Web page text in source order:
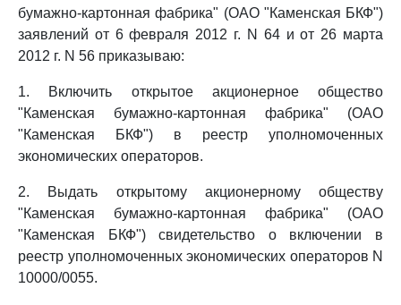
бумажно-картонная фабрика" (ОАО "Каменская БКФ")
заявлений от 6 февраля 2012 г. N 64 и от 26 марта
2012 г. N 56 приказываю:
1. Включить открытое акционерное общество
"Каменская бумажно-картонная фабрика" (ОАО
"Каменская БКФ") в реестр уполномоченных
экономических операторов.
2. Выдать открытому акционерному обществу
"Каменская бумажно-картонная фабрика" (ОАО
"Каменская БКФ") свидетельство о включении в
реестр уполномоченных экономических операторов N
10000/0055.